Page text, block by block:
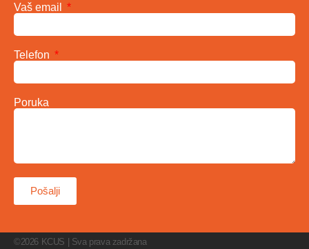
Vaš email
Telefon
Poruka
Pošalji
©2026 KCUS | Sva prava zadržana